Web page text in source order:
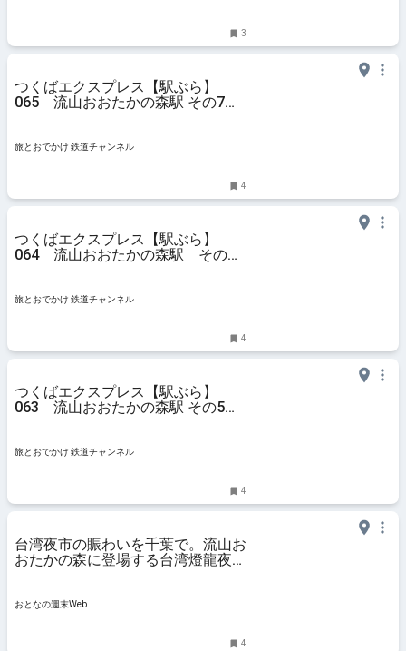
3
つくばエクスプレス【駅ぶら】
065 流山おおたかの森駅 その7
旅とおでかけ 鉄道チャンネル
4
つくばエクスプレス【駅ぶら】
064 流山おおたかの森駅 その
旅とおでかけ 鉄道チャンネル
4
つくばエクスプレス【駅ぶら】
063 流山おおたかの森駅 その5
旅とおでかけ 鉄道チャンネル
4
台湾夜市の賑わいを千葉で。流山お
おたかの森に登場する台湾燈龍夜市
おとなの週末Web
4